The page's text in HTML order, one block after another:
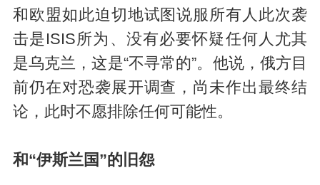
和欧盟如此迫切地试图说服所有人此次袭
击是ISIS所为、没有必要怀疑任何人尤其
是乌克兰，这是“不寻常的”。他说，俄方目
前仍在对恐袭展开调查，尚未作出最终结
论，此时不愿排除任何可能性。
和“伊斯兰国”的旧怨